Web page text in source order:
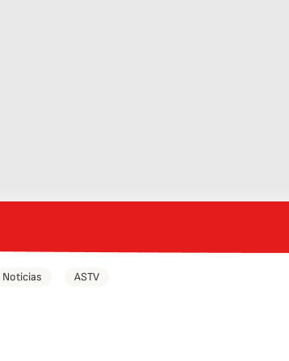
Noticias ASTV